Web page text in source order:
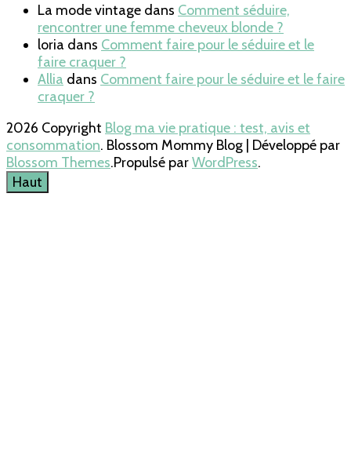
La mode vintage dans Comment séduire,
rencontrer une femme cheveux blonde ?
loria dans Comment faire pour le séduire et le
faire craquer ?
Allia dans Comment faire pour le séduire et le faire
craquer ?
2026 Copyright Blog ma vie pratique : test, avis et
consommation. Blossom Mommy Blog | Développé par
Blossom Themes.Propulsé parWordPress.
Haut